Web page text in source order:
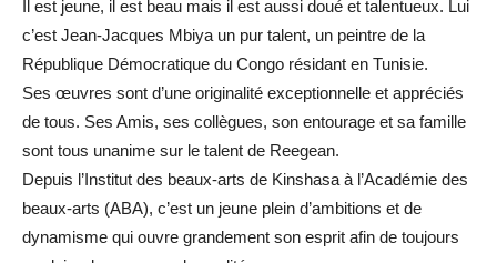
Il est jeune, il est beau mais il est aussi doué et talentueux. Lui
c’est Jean-Jacques Mbiya un pur talent, un peintre de la
République Démocratique du Congo résidant en Tunisie.
Ses œuvres sont d’une originalité exceptionnelle et appréciés
de tous. Ses Amis, ses collègues, son entourage et sa famille
sont tous unanime sur le talent de Reegean.
Depuis l’Institut des beaux-arts de Kinshasa à l’Académie des
beaux-arts (ABA), c’est un jeune plein d’ambitions et de
dynamisme qui ouvre grandement son esprit afin de toujours